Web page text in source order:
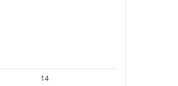
14